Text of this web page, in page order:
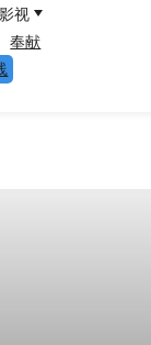
影视
奉献